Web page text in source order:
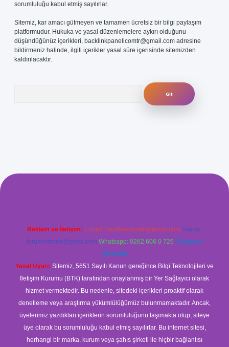
sorumluluğu kabul etmiş sayılırlar.
Sitemiz, kar amacı gütmeyen ve tamamen ücretsiz bir bilgi paylaşım
platformudur. Hukuka ve yasal düzenlemelere aykırı olduğunu
düşündüğünüz içerikleri, backlinkpanelicomtr@gmail.com adresine
bildirmeniz halinde, ilgili içerikler yasal süre içerisinde sitemizden
kaldırılacaktır.
betexper güvenilir mi
Reklam ve İletişim: E-mail: backlinkpaneli@gmail.com Teams:
forumhizmeti@gmail.com Whatsapp: 0262 606 0 726 Telegram:
@karabul
Yasal Uyarı: Sitemiz, 5651 Sayılı Kanun gereğince Bilgi Teknolojileri ve
İletişim Kurumu (BTK) tarafından onaylanmış bir Yer Sağlayıcı olarak
hizmet vermektedir. Bu nedenle, sitedeki içerikleri proaktif olarak
denetleme veya araştırma yükümlülüğümüz bulunmamaktadır. Ancak,
üyelerimiz yazdıkları içeriklerin sorumluluğunu taşımakta olup, siteye
üye olarak bu sorumluluğu kabul etmiş sayılırlar. Bu internet sitesi,
herhangi bir marka, kurum veya şahıs şirketi ile hiçbir bağlantısı